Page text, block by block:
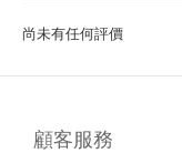
尚未有任何評價
顧客服務